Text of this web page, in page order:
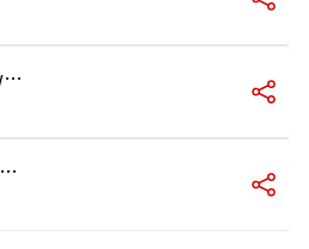
Dede Mor Gawanwa
Layika Khojat Bawe Ho